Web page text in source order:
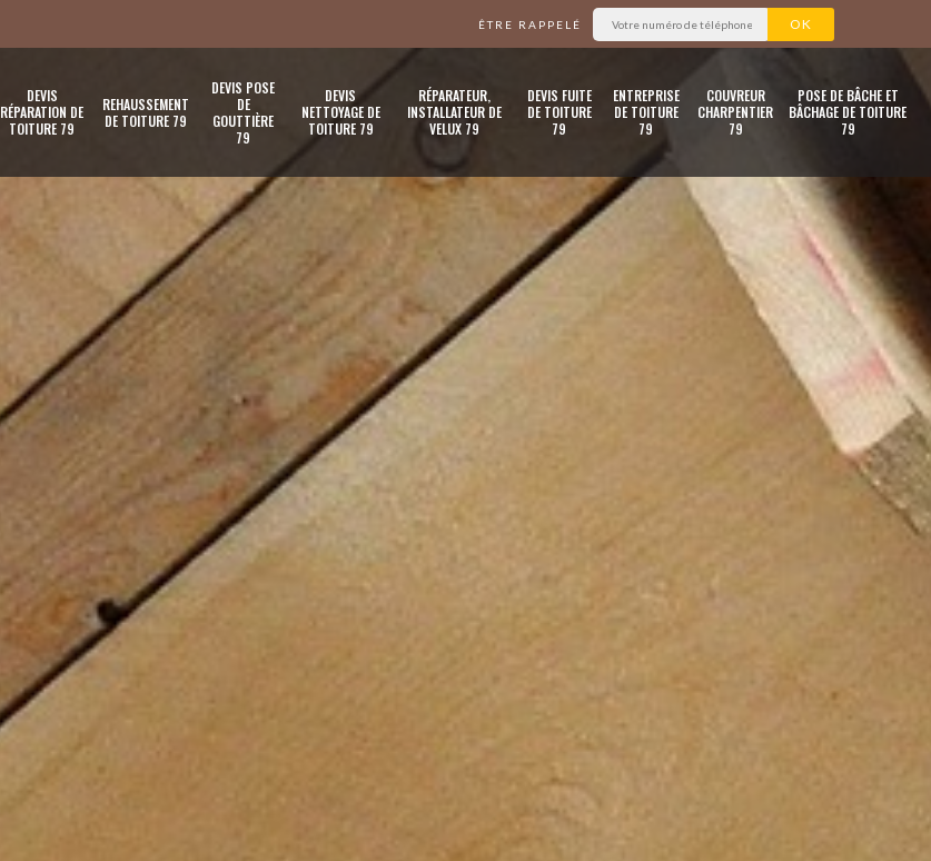
ÊTRE RAPPELÉ
DEVIS
RÉPARATION DE
TOITURE 79
REHAUSSEMENT
DE TOITURE 79
DEVIS POSE
DE
GOUTTIÈRE
79
DEVIS
NETTOYAGE DE
TOITURE 79
RÉPARATEUR,
INSTALLATEUR DE
VELUX 79
DEVIS FUITE
DE TOITURE
79
ENTREPRISE
DE TOITURE
79
COUVREUR
CHARPENTIER
79
POSE DE BÂCHE ET
BÂCHAGE DE TOITURE
79